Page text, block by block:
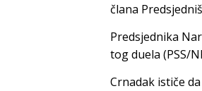
člana
Predsjednika
tog duela (PSS/
Crnadak ističe